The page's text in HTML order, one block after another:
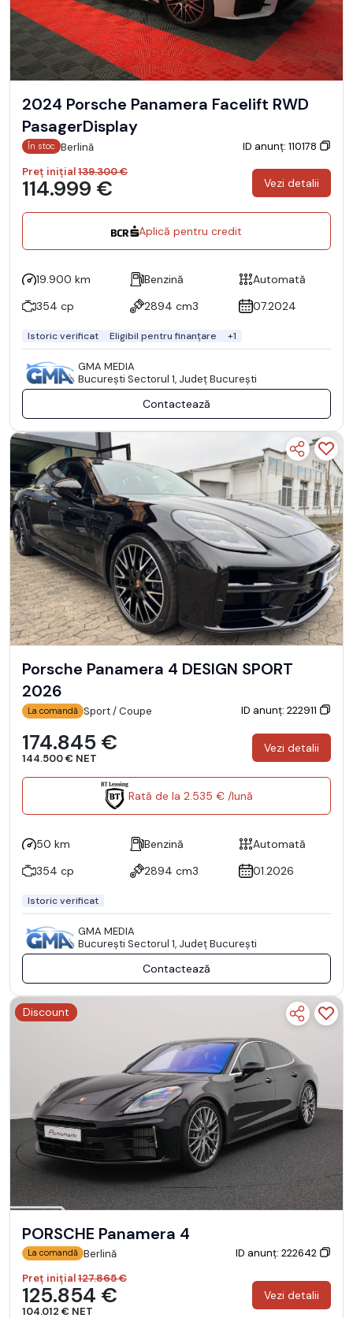
2024 Porsche Panamera Facelift RWD
PasagerDisplay
În stoc Berlină
ID anunț: 110178
Preț inițial139.300 €
114.999 € Vezi detalii
Aplică pentru credit
19.900 km Benzină
Automată
354 cp
2894 cm3 07.2024
Istoric verificat Eligibil pentru finanțare +1
GMA MEDIA
Bucureşti Sectorul 1, Județ București
Contactează
Porsche Panamera 4 DESIGN SPORT
2026
La comandă Sport / Coupe ID anunț: 222911
174.845 €
144.500 € NET
Vezi detalii
Rată de la 2.535 € /lună
50 km Benzină
Automată
354 cp
2894 cm3 01.2026
Istoric verificat
GMA MEDIA
Bucureşti Sectorul 1, Județ București
Contactează
Discount
PORSCHE Panamera 4
La comandă Berlină
ID anunț: 222642
Preț inițial127.865 €
125.854 €
104.012 € NET
Vezi detalii